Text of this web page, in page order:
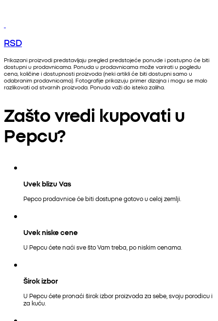
RSD
Prikazani proizvodi predstavljaju pregled predstojeće ponude i postupno će biti
dostupni u prodavnicama. Ponuda u prodavnicama može varirati u pogledu
cena, količine i dostupnosti proizvoda (neki artikli će biti dostupni samo u
odabranim prodavnicama). Fotografije prikazuju primer dizajna i mogu se malo
razlikovati od stvarnih proizvoda. Ponuda važi do isteka zaliha.
Zašto vredi kupovati u
Pepcu?
Uvek blizu Vas
Pepco prodavnice će biti dostupne gotovo u celoj zemlji.
Uvek niske cene
U Pepcu ćete naći sve što Vam treba, po niskim cenama.
Širok izbor
U Pepcu ćete pronaći širok izbor proizvoda za sebe, svoju porodicu i
za kuću.